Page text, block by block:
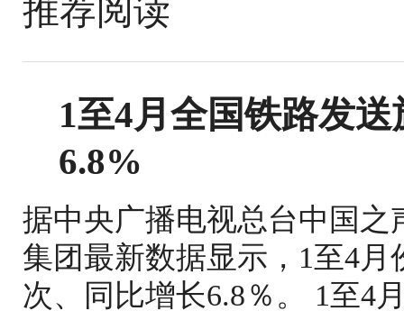
推荐阅读
1至4月全国铁路发
6.8%
据中央广播电视总台中国
集团最新数据显示，1至4月
次、同比增长6.8％。 1至4